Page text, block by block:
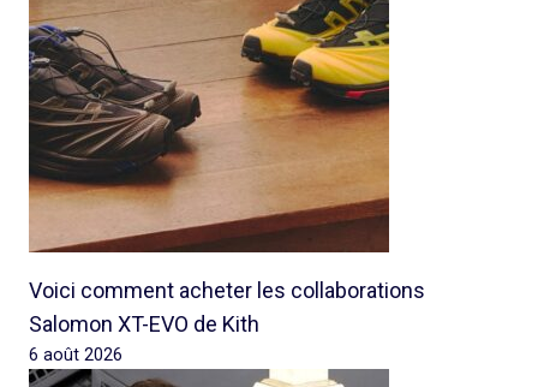
Voici comment acheter les collaborations
Salomon XT-EVO de Kith
6 août 2026